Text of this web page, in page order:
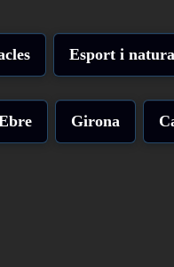
Esport i natura
Girona